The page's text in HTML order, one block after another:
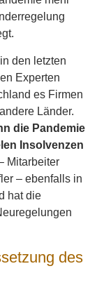
den letzten
Experten
es Firmen
Länder.
die Pandemie
Insolvenzen
Mitarbeiter
– ebenfalls in
hat die
des